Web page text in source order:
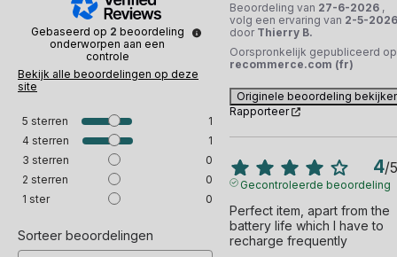
Gebaseerd op 2 beoordeling
onderworpen aan een
controle
Bekijk alle beoordelingen op deze
site
5 sterren
1
4 sterren
1
3 sterren
0
2 sterren
0
1 ster 0
Sorteer beoordelingen
Beoordeling van 27-6-2026 ,
volg een ervaring van 2-5-2026
door Thierry B.
Oorspronkelijk gepubliceerd op
recommerce.com (fr)
Originele beoordeling
Rapporteer
4/5
Gecontroleerde beoordeling
Perfect item, apart from the
battery life which I have to
recharge frequently